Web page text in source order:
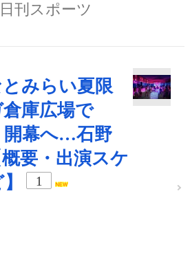
日刊スポーツ
とみらい夏限
庫広場で
開幕へ…石野
要・出演スケ
1